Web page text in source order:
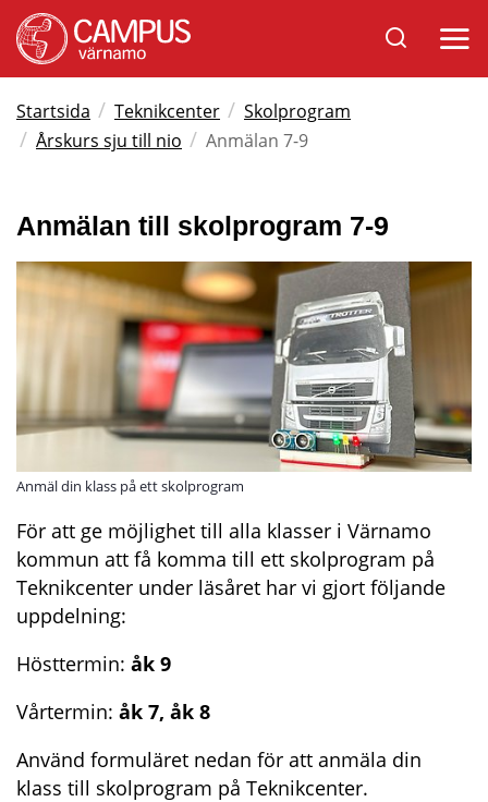
Sök
på
Varnamo.se
Öppna
Startsida / Teknikcenter / Skolprogram
/ Årskurs sju till nio / Anmälan 7-9
Anmälan till skolprogram 7-9
Anmäl din klass på ett skolprogram
För att ge möjlighet till alla klasser i Värnamo
kommun att få komma till ett skolprogram på
Teknikcenter under läsåret har vi gjort följande
uppdelning:
Hösttermin: åk 9
Vårtermin: åk 7, åk 8
Använd formuläret nedan för att anmäla din
klass till skolprogram på Teknikcenter.